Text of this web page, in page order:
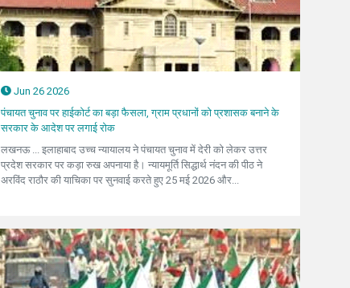
Jun 26 2026
पंचायत चुनाव पर हाईकोर्ट का बड़ा फैसला, ग्राम प्रधानों को प्रशासक बनाने के
सरकार के आदेश पर लगाई रोक
लखनऊ ... इलाहाबाद उच्च न्यायालय ने पंचायत चुनाव में देरी को लेकर उत्तर
प्रदेश सरकार पर कड़ा रुख अपनाया है। न्यायमूर्ति सिद्धार्थ नंदन की पीठ ने
अरविंद राठौर की याचिका पर सुनवाई करते हुए 25 मई 2026 और...